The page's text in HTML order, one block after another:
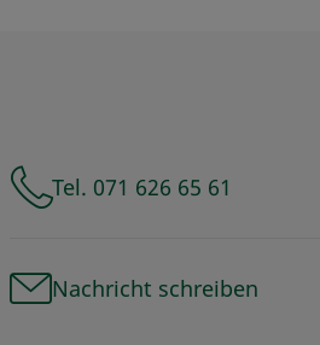
Tel. 071 626 65 61
Nachricht schreiben